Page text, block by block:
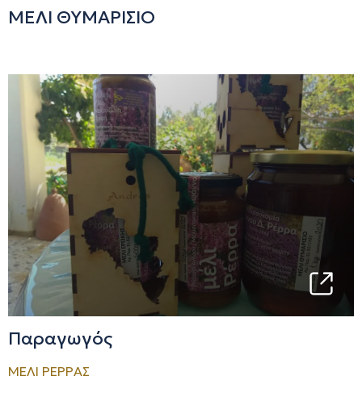
ΜΕΛΙ ΘΥΜΑΡΙΣΙΟ
Παραγωγός
ΜΕΛΙ ΡΕΡΡΑΣ